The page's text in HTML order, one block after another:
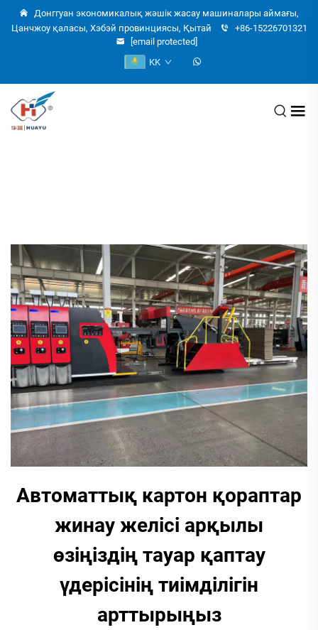
Донггуан экономикалық жәшік жасау машиналары аймағы,
Цанчжоу қаласы, Хэбэй провинциясы, Қытай
+86-15226701321
[email protected]
KK
Автоматтық картон қораптар
жинау желісі арқылы
өзіңіздің тауар қаптау
үдерісінің тиімділігін
арттырыңыз